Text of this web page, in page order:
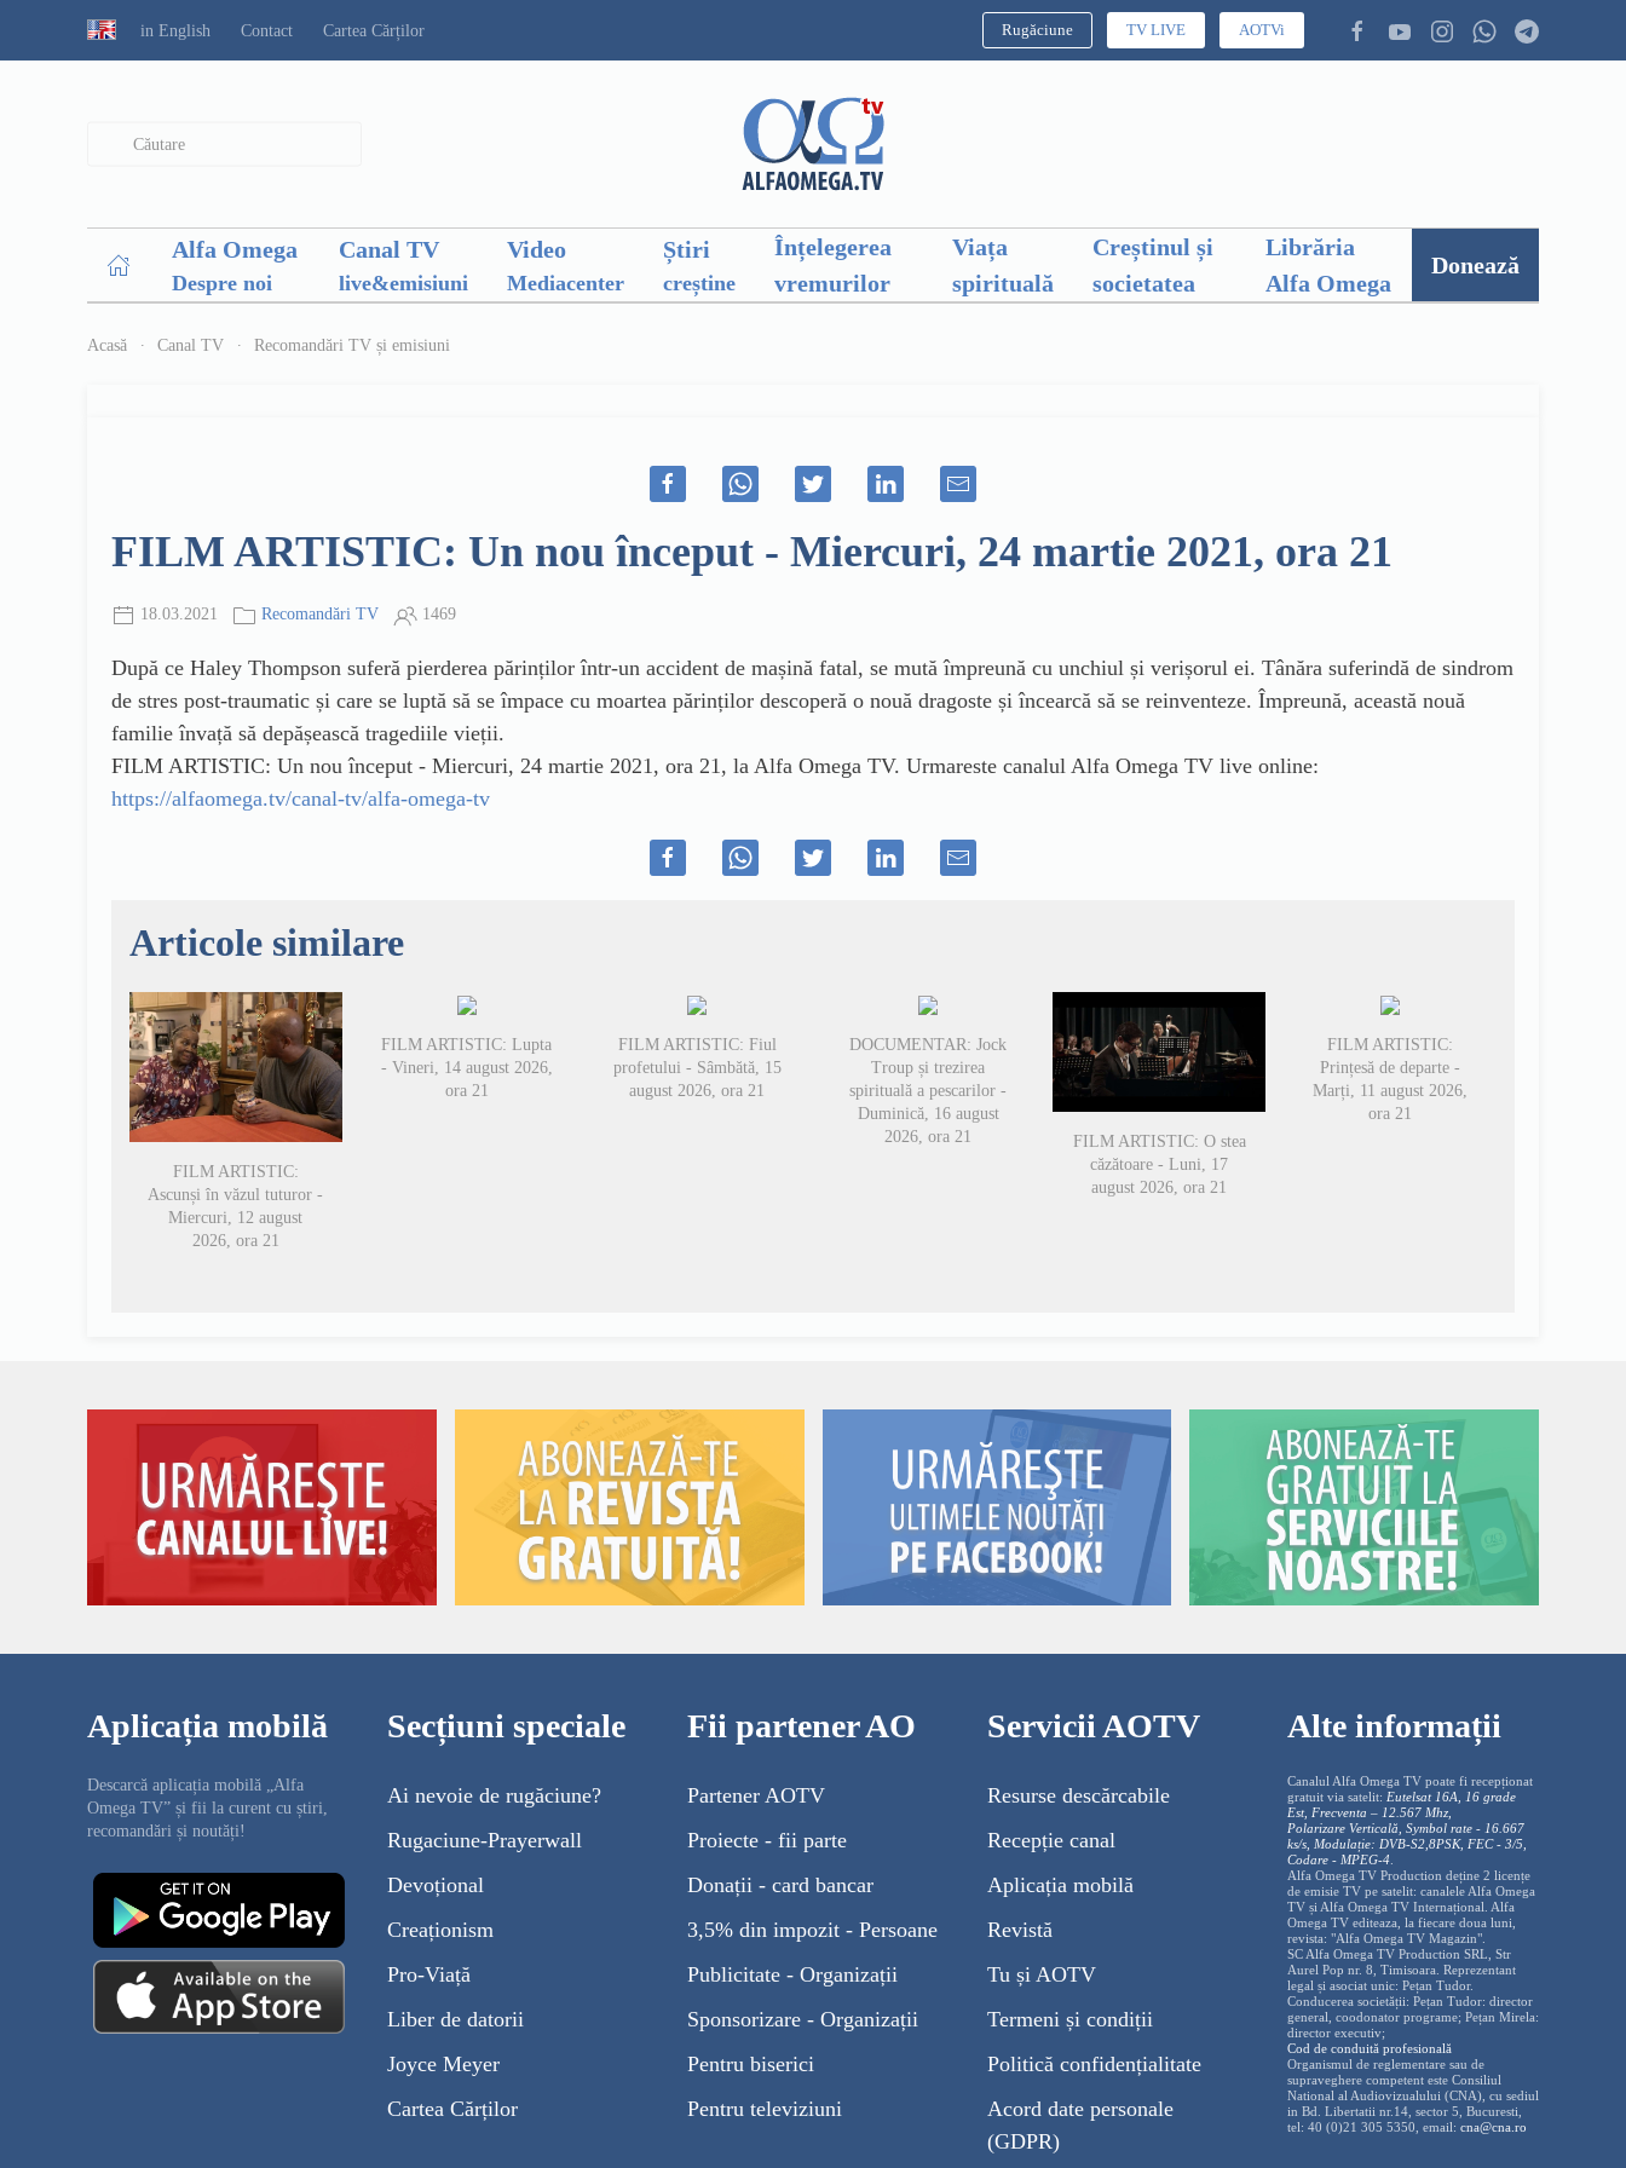
in English Contact Cartea Cărților Rugăciune TV LIVE AOTVi
Alfa Omega
Despre noi
Canal TV
live&emisiuni
Video
Mediacenter
Știri
creștine
Înțelegerea
vremurilor
Viața
spirituală
Creștinul și
societatea
Librăria
Alfa Omega
Donează
Acasă Canal TV Recomandări TV și emisiuni
FILM ARTISTIC: Un nou început - Miercuri, 24 martie 2021, ora 21
18.03.2021 Recomandări TV 1469
După ce Haley Thompson suferă pierderea părinților într-un accident de mașină fatal, se mută împreună cu unchiul și verișorul ei. Tânăra suferindă de sindrom
de stres post-traumatic și care se luptă să se împace cu moartea părinților descoperă o nouă dragoste și încearcă să se reinventeze. Împreună, această nouă
familie învață să depășească tragediile vieții.
FILM ARTISTIC: Un nou început - Miercuri, 24 martie 2021, ora 21, la Alfa Omega TV. Urmareste canalul Alfa Omega TV live online:
https://alfaomega.tv/canal-tv/alfa-omega-tv
Articole similare
FILM ARTISTIC:
Ascunși în văzul tuturor -
Miercuri, 12 august
2026, ora 21
FILM ARTISTIC: Lupta
- Vineri, 14 august 2026,
ora 21
FILM ARTISTIC: Fiul
profetului - Sâmbătă, 15
august 2026, ora 21
DOCUMENTAR: Jock
Troup și trezirea
spirituală a pescarilor -
Duminică, 16 august
2026, ora 21
FILM ARTISTIC: O stea
căzătoare - Luni, 17
august 2026, ora 21
FILM ARTISTIC:
Prințesă de departe -
Marți, 11 august 2026,
ora 21
Aplicația mobilă
Descarcă aplicația mobilă „Alfa
Omega TV” și fii la curent cu știri,
recomandări și noutăți!
Secțiuni speciale
Ai nevoie de rugăciune?
Rugaciune-Prayerwall
Devoțional
Creaționism
Pro-Viață
Liber de datorii
Joyce Meyer
Cartea Cărților
Fii partener AO
Partener AOTV
Proiecte - fii parte
Donații - card bancar
3,5% din impozit - Persoane
Publicitate - Organizații
Sponsorizare - Organizații
Pentru biserici
Pentru televiziuni
Servicii AOTV
Resurse descărcabile
Recepție canal
Aplicația mobilă
Revistă
Tu și AOTV
Termeni și condiții
Politică confidențialitate
Acord date personale
(GDPR)
Alte informații
Canalul Alfa Omega TV poate fi recepționat
gratuit via satelit: Eutelsat 16A, 16 grade
Est, Frecventa – 12.567 Mhz,
Polarizare Verticală, Symbol rate - 16.667
ks/s, Modulație: DVB-S2,8PSK, FEC - 3/5,
Codare - MPEG-4
Alfa Omega TV Production deține 2 licențe
de emisie TV pe satelit: canalele Alfa Omega
TV și Alfa Omega TV Internațional. Alfa
Omega TV editeaza, la fiecare doua luni,
revista: "Alfa Omega TV Magazin".
SC Alfa Omega TV Production SRL, Str
Aurel Pop nr. 8, Timisoara. Reprezentant
legal și asociat unic: Pețan Tudor.
Conducerea societății: Pețan Tudor: director
general, coodonator programe; Pețan Mirela:
director executiv;
Cod de conduită profesională
Organismul de reglementare sau de
supraveghere competent este Consiliul
National al Audiovizualului (CNA), cu sediul
in Bd. Libertatii nr.14, sector 5, Bucuresti,
tel: 40 (0)21 305 5350, email: cna@cna.ro